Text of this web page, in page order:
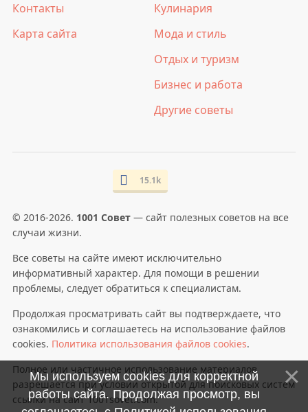
Контакты
Карта сайта
Кулинария
Мода и стиль
Отдых и туризм
Бизнес и работа
Другие советы
15.1k
© 2016-2026. 1001 Совет— сайт полезных советов на все
случаи жизни.
Все советы на сайте имеют исключительно
информативный характер. Для помощи в решении
проблемы, следует обратиться к специалистам.
Продолжая просматривать сайт вы подтверждаете, что
ознакомились и соглашаетесь на использование файлов
cookies. Политика использования файлов cookies.
Полное или частичное использование материалов
разрешается при условии открытой для поисковых систем
ссылки на сайт 1001sovet.com.
Мы используем cookies для корректной
работы сайта. Продолжая просмотр, вы